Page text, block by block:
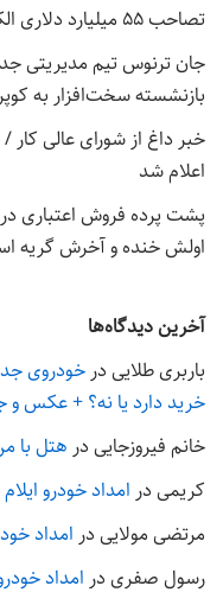
تصاحب ۵۵ میلیارد دلاری الکترونیک آرتز توسط عربستان نهایی شد
جان ترنوس تیم مدیریتی
بازنشسته سخت‌افزار به
خبر داغ از شورای عالی کار
اعلام شد
پشت پرده فروش اعتباری
اولش خنده و آخرش گریه
آخرین دیدگاه‌ها
باربری طلایی در خودروی
خرید دارد یا نه؟ + عکس و
خانم فیروزجایی در هتل با
کریمی در امداد خودرو ایلام
مرتضی مولایی در امداد
رسول صفری در امداد